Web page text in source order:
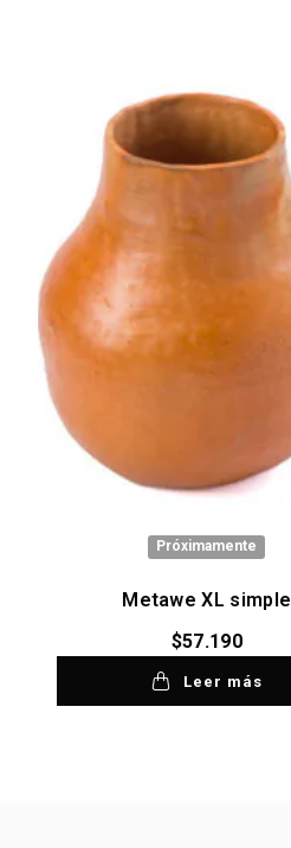
Próximamente
Metawe XL simple
$57.190
Leer más